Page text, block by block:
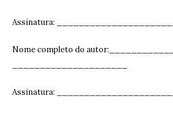
Assinatura:
Nome completo do
Assinatura: